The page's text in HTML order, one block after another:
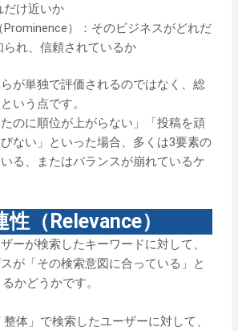
だけ近いか
Prominence）：そのビジネスがどれだ
られ、信頼されているか
が単独で評価されるのではなく、総
いう点です。
たのに順位が上がらない」「投稿を頑
ない」といった場合、多くは3要素の
る、またはバランスが崩れているケ
（Relevance）
ーが検索したキーワードに対して、
が「その検索意図に合っている」と
かどうかです。
体」で検索したユーザーに対して、